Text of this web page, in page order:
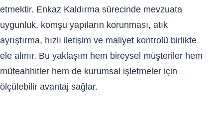
etmektir. Enkaz Kaldırma sürecinde mevzuata
uygunluk, komşu yapıların korunması, atık
ayrıştırma, hızlı iletişim ve maliyet kontrolü birlikte
ele alınır. Bu yaklaşım hem bireysel müşteriler hem
müteahhitler hem de kurumsal işletmeler için
ölçülebilir avantaj sağlar.